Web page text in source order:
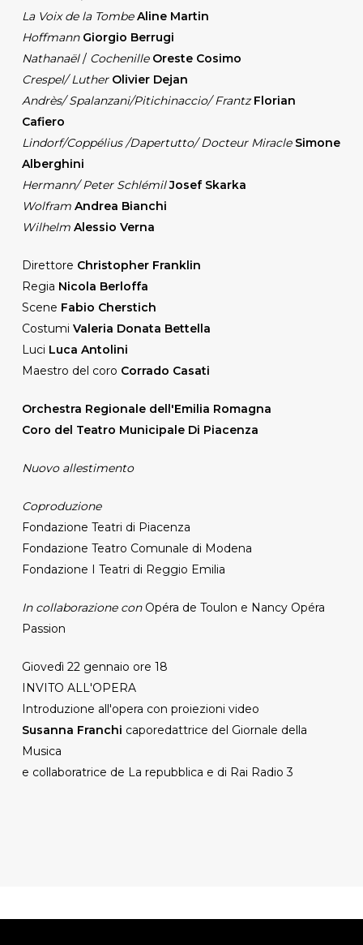
La Voix de la Tombe Aline Martin
Hoffmann Giorgio Berrugi
Nathanaël/ CochenilleOreste Cosimo
Crespel/ Luther Olivier Dejan
Andrès/ Spalanzani/Pitichinaccio/ FrantzFlorian
Cafiero
Lindorf/Coppélius /Dapertutto/ Docteur Miracle Simone
Alberghini
Hermann/ Peter SchlémilJosef Skarka
WolframAndrea Bianchi
Wilhelm Alessio Verna
Direttore Christopher Franklin
Regia Nicola Berloffa
Scene Fabio Cherstich
Costumi Valeria Donata Bettella
Luci Luca Antolini
Maestro del coro Corrado Casati
Orchestra Regionale dell'Emilia Romagna
Coro del Teatro Municipale Di Piacenza
Nuovo allestimento
Coproduzione
Fondazione Teatri di Piacenza
Fondazione Teatro Comunale di Modena
Fondazione I Teatri di Reggio Emilia
In collaborazione conOpéra de Toulon e Nancy Opéra
Passion
Giovedì 22 gennaio ore 18
INVITO ALL'OPERA
Introduzione all'opera con proiezioni video
Susanna Franchi caporedattrice del Giornale della
Musica
e collaboratrice de La repubblica e di Rai Radio 3